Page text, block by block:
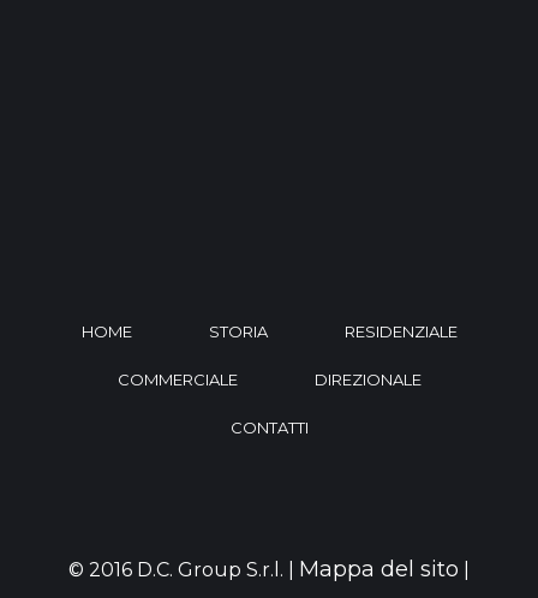
HOME STORIA RESIDENZIALE
COMMERCIALE DIREZIONALE
CONTATTI
© 2016 D.C. Group S.r.l. | Mappa del sito